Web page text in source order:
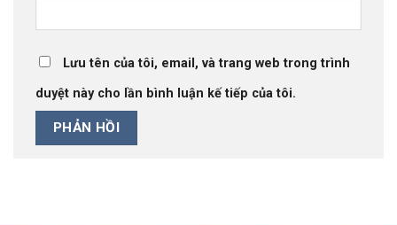
Lưu tên của tôi, email, và trang web trong trình
duyệt này cho lần bình luận kế tiếp của tôi.